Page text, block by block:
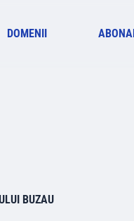
DOMENII
BUZAU